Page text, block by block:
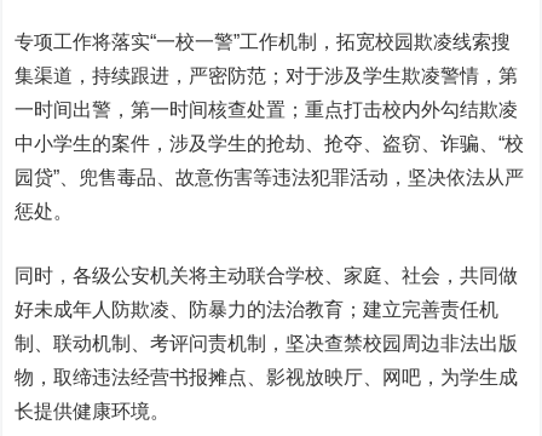
专项工作将落实“一校一警”工作机制，拓宽校园欺凌线索搜
集渠道，持续跟进，严密防范；对于涉及学生欺凌警情，第
一时间出警，第一时间核查处置；重点打击校内外勾结欺凌
中小学生的案件，涉及学生的抢劫、抢夺、盗窃、诈骗、“校
园贷”、兜售毒品、故意伤害等违法犯罪活动，坚决依法从严
惩处。
同时，各级公安机关将主动联合学校、家庭、社会，共同做
好未成年人防欺凌、防暴力的法治教育；建立完善责任机
制、联动机制、考评问责机制，坚决查禁校园周边非法出版
物，取缔违法经营书报摊点、影视放映厅、网吧，为学生成
长提供健康环境。